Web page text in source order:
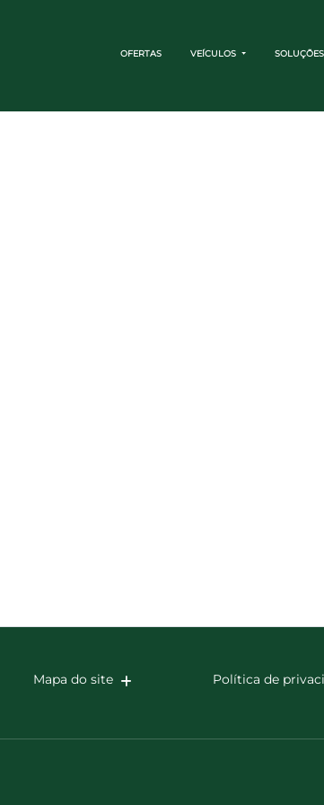
OFERTAS VEÍCULOS
Mapa do site Política de